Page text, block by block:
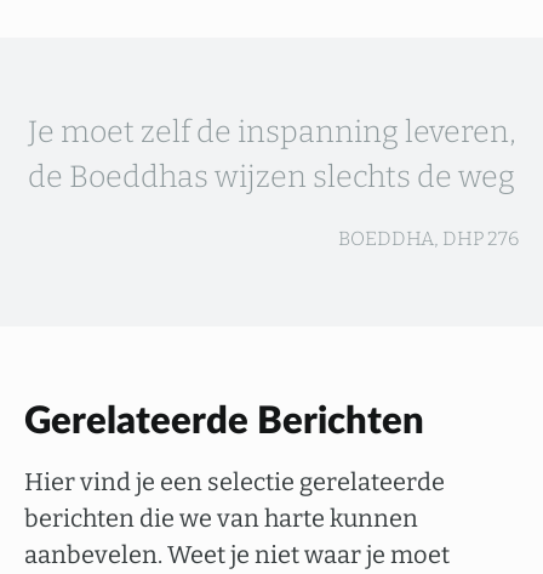
Je moet zelf de inspanning leveren,
de Boeddhas wijzen slechts de weg
BOEDDHA, DHP 276
Gerelateerde Berichten
Hier vind je een selectie gerelateerde
berichten die we van harte kunnen
aanbevelen. Weet je niet waar je moet